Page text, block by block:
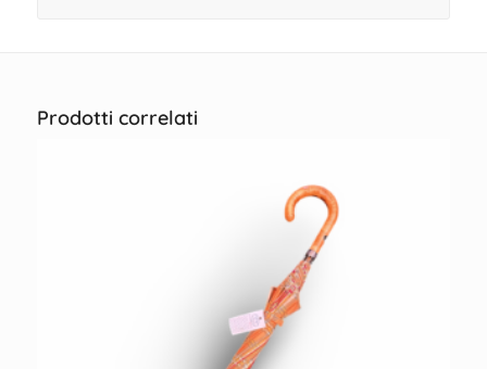
Prodotti correlati